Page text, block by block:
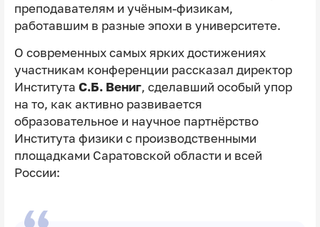
преподавателям и учёным-физикам,
работавшим в разные эпохи в университете.
О современных самых ярких достижениях
участникам конференции рассказал директор
Института С.Б. Вениг, сделавший особый упор
на то, как активно развивается
образовательное и научное партнёрство
Института физики с производственными
площадками Саратовской области и всей
России: